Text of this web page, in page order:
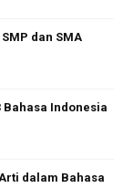
dan SMA
Bahasa Indonesia
dalam Bahasa